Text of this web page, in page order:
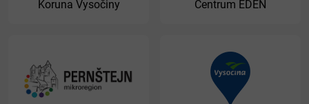
Koruna Vysočiny Centrum EDEN